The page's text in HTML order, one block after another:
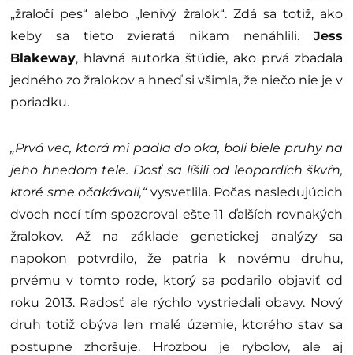
„žraločí pes“ alebo „lenivý žralok“. Zdá sa totiž, ako
keby sa tieto zvieratá nikam nenáhlili. Jess
Blakeway, hlavná autorka štúdie, ako prvá zbadala
jedného zo žralokov a hneď si všimla, že niečo nie je v
poriadku.
„Prvá vec, ktorá mi padla do oka, boli biele pruhy na
jeho hnedom tele. Dosť sa líšili od leopardích škvŕn,
ktoré sme očakávali,“vysvetlila. Počas nasledujúcich
dvoch nocí tím spozoroval ešte 11 ďalších rovnakých
žralokov. Až na základe genetickej analýzy sa
napokon potvrdilo, že patria k novému druhu,
prvému v tomto rode, ktorý sa podarilo objaviť od
roku 2013. Radosť ale rýchlo vystriedali obavy. Nový
druh totiž obýva len malé územie, ktorého stav sa
postupne zhoršuje. Hrozbou je rybolov, ale aj